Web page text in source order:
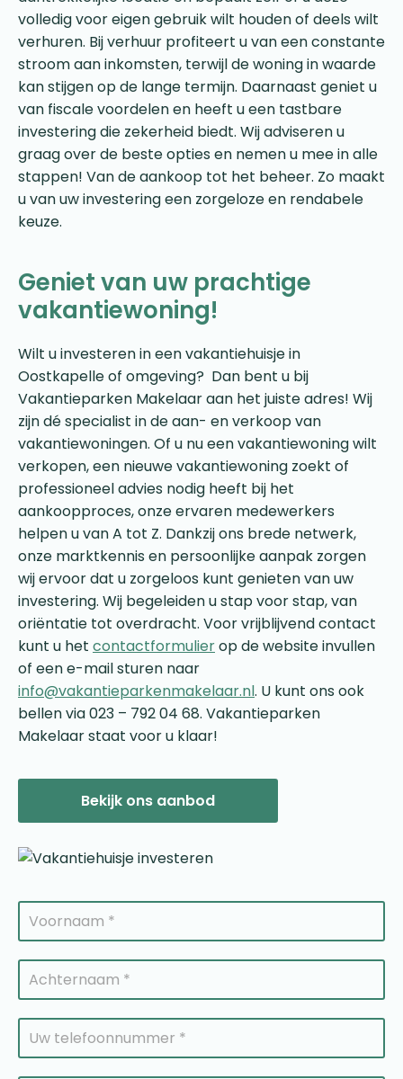
volledig voor eigen gebruik wilt houden of deels wilt
verhuren. Bij verhuur profiteert u van een constante
stroom aan inkomsten, terwijl de woning in waarde
kan stijgen op de lange termijn. Daarnaast geniet u
van fiscale voordelen en heeft u een tastbare
investering die zekerheid biedt. Wij adviseren u
graag over de beste opties en nemen u mee in alle
stappen! Van de aankoop tot het beheer. Zo maakt
u van uw investering een zorgeloze en rendabele
keuze.
Geniet van uw prachtige
vakantiewoning!
Wilt u investeren in een vakantiehuisje in
Oostkapelle of omgeving? Dan bent u bij
Vakantieparken Makelaar aan het juiste adres! Wij
zijn dé specialist in de aan- en verkoop van
vakantiewoningen. Of u nu een vakantiewoning wilt
verkopen, een nieuwe vakantiewoning zoekt of
professioneel advies nodig heeft bij het
aankoopproces, onze ervaren medewerkers
helpen u van A tot Z. Dankzij ons brede netwerk,
onze marktkennis en persoonlijke aanpak zorgen
wij ervoor dat u zorgeloos kunt genieten van uw
investering. Wij begeleiden u stap voor stap, van
oriëntatie tot overdracht. Voor vrijblijvend contact
kunt u het contactformulierop de website invullen
of een e-mail sturen naar
info@vakantieparkenmakelaar.nl. U kunt ons ook
bellen via 023 – 792 04 68. Vakantieparken
Makelaar staat voor u klaar!
Bekijk ons aanbod